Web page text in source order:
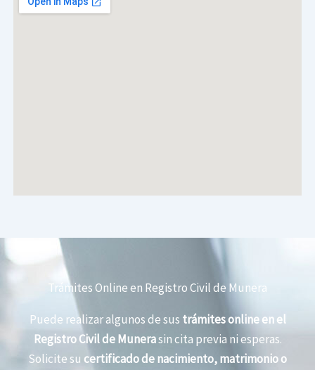
Trámites Online en Registro Civil de Munera
Puede realizar algunos de sus trámites online en el
Registro Civil de Munerasin cita previa ni esperas.
Solicite su certificado de nacimiento, matrimonio o